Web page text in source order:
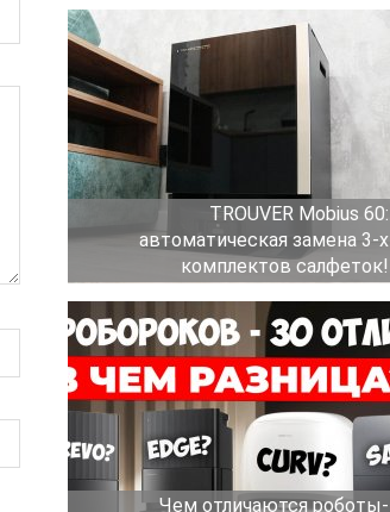
TROUVER Mobius 60:
автоматическая замена 3-х
комплектов салфеток!
Чем отличаются роботы-